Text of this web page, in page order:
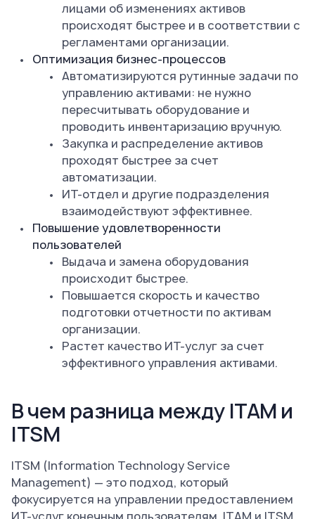
лицами об изменениях активов
происходят быстрее и в соответствии с
регламентами организации.
Оптимизация бизнес-процессов
Автоматизируются рутинные задачи по
управлению активами: не нужно
пересчитывать оборудование и
проводить инвентаризацию вручную.
Закупка и распределение активов
проходят быстрее за счет
автоматизации.
ИТ-отдел и другие подразделения
взаимодействуют эффективнее.
Повышение удовлетворенности
пользователей
Выдача и замена оборудования
происходит быстрее.
Повышается скорость и качество
подготовки отчетности по активам
организации.
Растет качество ИТ-услуг за счет
эффективного управления активами.
В чем разница между ITAM и
ITSM
ITSM (Information Technology Service
Management) — это подход, который
фокусируется на управлении предоставлением